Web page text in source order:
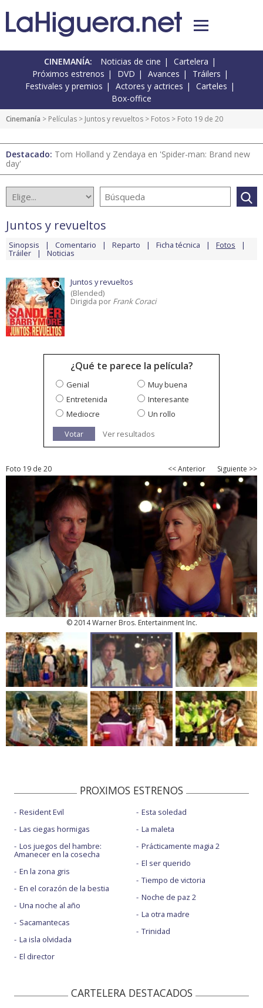
CINEMANÍA: Noticias de cine
Cartelera
Próximos estrenos
DVD Avances
Tráilers
Festivales y premios
Actores y actrices
Carteles
Box-office
Cinemanía > Películas > Juntos y revueltos > Fotos > Foto 19 de 20
Destacado: Tom Holland y Zendaya en 'Spider-man: Brand new
day'
Juntos y revueltos
Sinopsis Comentario Reparto Ficha técnica Fotos
Tráiler Noticias
Juntos y revueltos
(Blended)
Dirigida por Frank Coraci
¿Qué te parece la película?
Genial
Muy buena
Entretenida
Interesante
Mediocre
Un rollo
Votar
Ver resultados
Foto 19 de 20 << Anterior Siguiente >>
© 2014 Warner Bros. Entertainment Inc.
PROXIMOS ESTRENOS
Resident Evil
Las ciegas hormigas
Los juegos del hambre:
Amanecer en la cosecha
En la zona gris
En el corazón de la bestia
Una noche al año
Sacamantecas
La isla olvidada
El director
Esta soledad
La maleta
Prácticamente magia 2
El ser querido
Tiempo de victoria
Noche de paz 2
La otra madre
Trinidad
CARTELERA DESTACADOS